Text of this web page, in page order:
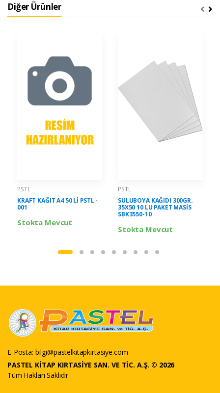
Diğer Ürünler
PSTL
KRAFT KAĞIT A4 50 Lİ PSTL -
001
Stokta Mevcut
PSTL
SULUBOYA KAĞIDI 300GR.
35X50 10 LU PAKET MASİS
SBK3550-10
Stokta Mevcut
E-Posta: bilgi@pastelkitapkirtasiye.com
PASTEL KİTAP KIRTASİYE SAN. VE TİC. A.Ş. © 2026
Tüm Hakları Saklıdır